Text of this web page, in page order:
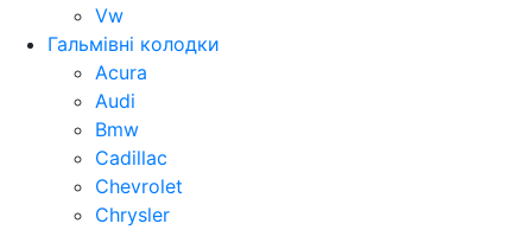
Vw
Гальмівні колодки
Acura
Audi
Bmw
Cadillac
Chevrolet
Chrysler